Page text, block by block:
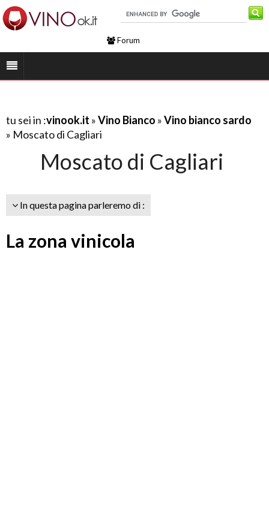
Forum
tu sei in :vinook.it »Vino Bianco »Vino bianco sardo
» Moscato di Cagliari
Moscato di Cagliari
In questa pagina parleremo di :
La zona vinicola